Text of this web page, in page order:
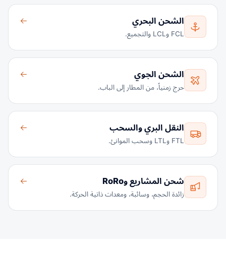
الشحن البحري
FCL وLCL والتجميع.
الشحن الجوي
حرج زمنياً، من المطار إلى الباب.
النقل البري والسحب
FTL وLTL وسحب الموانئ.
شحن المشاريع وRoRo
زائدة الحجم، وسائبة، ومعدات ذاتية الحركة.